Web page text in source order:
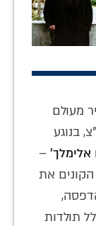
מעולם
בנוגע
אלימלך' –
הקונים את
תולדות